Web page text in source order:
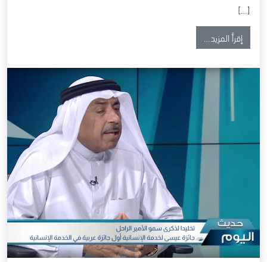
[…]
إقرأ المزيد…from البحرين مركز الأخبار : جائزة عيسى لخدمة الإنسانية تحث على عمل الخير وتخلد ذكرى الأمير الراحل